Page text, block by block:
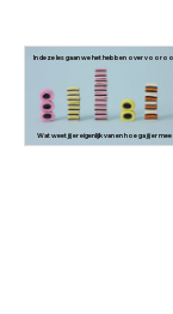
In deze les gaan we het hebben over
Wat weet jij er eigenlijk van en hoe ga jij er